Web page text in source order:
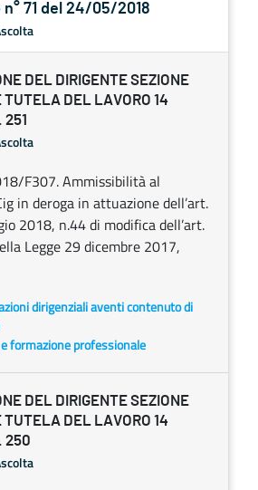
71 del 24/05/2018
DEL DIRIGENTE SEZIONE
TUTELA DEL LAVORO 14
F307. Ammissibilità al
in deroga in attuazione dell’art.
2018, n.44 di modifica dell’art.
Legge 29 dicembre 2017,
dirigenziali aventi contenuto di
formazione professionale
DEL DIRIGENTE SEZIONE
TUTELA DEL LAVORO 14
250